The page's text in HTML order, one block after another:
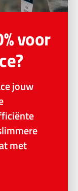
voor
jouw
met